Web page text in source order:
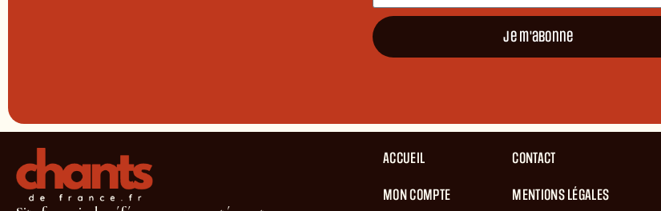
Je m'abonne
ACCUEIL
MON COMPTE
CONTACT
MENTIONS LÉGALES